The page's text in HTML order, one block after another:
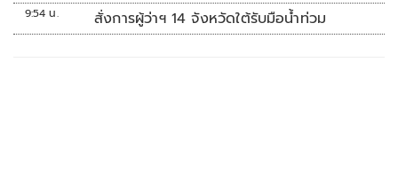
9:54 น. สั่งการผู้ว่าฯ 14 จังหวัดใต้รับมือน้ำท่วม